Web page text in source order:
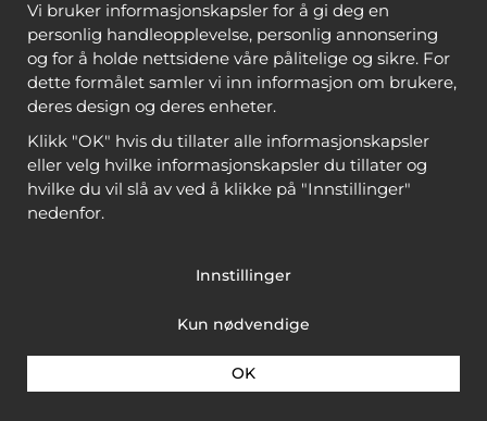
Vi bruker informasjonskapsler for å gi deg en
personlig handleopplevelse, personlig annonsering
og for å holde nettsidene våre pålitelige og sikre. For
dette formålet samler vi inn informasjon om brukere,
deres design og deres enheter.
Klikk "OK" hvis du tillater alle informasjonskapsler
eller velg hvilke informasjonskapsler du tillater og
hvilke du vil slå av ved å klikke på "Innstillinger"
nedenfor.
Innstillinger
Kun nødvendige
OK